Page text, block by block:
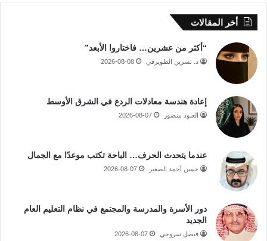
أخر المقالات
“أكثر من عشرين… فاختاروا الأبعد”
د. نسرين الطويرقي 2026-08-08
إعادة هندسة معادلات الردع في الشرق الأوسط
العنود منصور 2026-08-07
عندما يتحدث الحرف… الباحة تكتب موعدًا مع الجمال
حسن أحمد الصغير 2026-08-07
دور الأسرة والمدرسة والمجتمع في نظام التعليم العام
الجديد
فيصل سروجي 2026-08-07